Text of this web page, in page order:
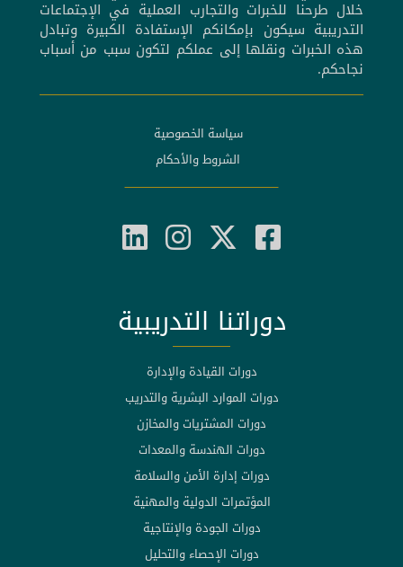
خلال طرحنا للخبرات والتجارب العملية في الإجتماعات
التدريبية سيكون بإمكانكم الإستفادة الكبيرة وتبادل
هذه الخبرات ونقلها إلى عملكم لتكون سبب من أسباب
نجاحكم.
سياسة الخصوصية
الشروط والأحكام
دوراتنا التدريبية
دورات القيادة والإدارة
دورات الموارد البشرية والتدريب
دورات المشتريات والمخازن
دورات الهندسة والمعدات
دورات إدارة الأمن والسلامة
المؤتمرات الدولية والمهنية
دورات الجودة والإنتاجية
دورات الإحصاء والتحليل